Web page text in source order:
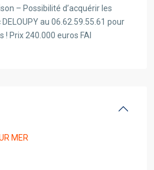
– Possibilité d’acquérir les
au 06.62.59.55.61 pour
Prix 240.000 euros FAI
MER